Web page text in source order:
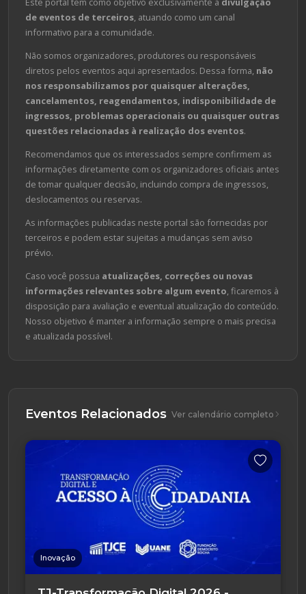
de eventos de terceiros, atuando como um canal
informativo para a comunidade.
Não somos organizadores, produtores ou responsáveis
diretos pelos eventos aqui apresentados. Dessa forma, não
nos responsabilizamos por quaisquer alterações,
cancelamentos, reagendamentos, indisponibilidade de
ingressos, problemas operacionais ou quaisquer outras
questões relacionadas à realização dos eventos.
Recomendamos que os interessados sempre confirmem as
informações diretamente com os organizadores oficiais antes
de tomar qualquer decisão, incluindo compra de ingressos,
deslocamentos ou reservas.
As informações publicadas neste portal são fornecidas por
terceiros e podem estar sujeitas a mudanças sem aviso
prévio.
Caso você possua atualizações, correções ou novas
informações relevantes sobre algum evento, ficaremos à
disposição para avaliação e eventual atualização do conteúdo.
Nosso objetivo é manter a informação sempre o mais precisa
e atualizada possível.
Eventos Relacionados Ver calendário completo
Inovação